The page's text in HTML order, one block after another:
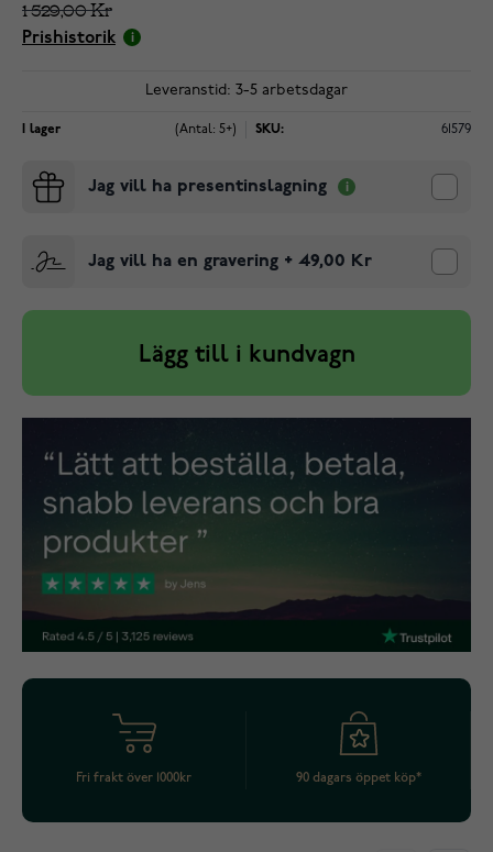
1 529,00 Kr
Prishistorik
Leveranstid: 3-5 arbetsdagar
I lager (Antal: 5+) SKU: 61579
Jag vill ha presentinslagning
Jag vill ha en gravering + 49,00 Kr
Lägg till i kundvagn
Fri frakt över 1000kr 90 dagars öppet köp*